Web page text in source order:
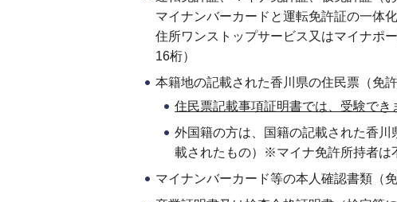
マイナンバーカードと運転免許証の一体
住所ワンストップサービス又はマイナポ
16桁）
本籍地の記載された香川県の住民票（免
住民票記載事項証明書では、受験でき
外国籍の方は、国籍の記載された香
載されたもの）※マイナ免許所持者は
マイナンバーカード等の本人確認書類（